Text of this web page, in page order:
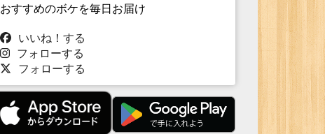
おすすめのボケを毎日お届け
いいね！する
フォローする
フォローする